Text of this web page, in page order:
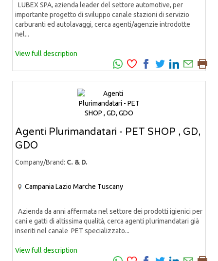
LUBEX SPA, azienda leader del settore automotive, per
importante progetto di sviluppo canale stazioni di servizio
carburanti ed autolavaggi, cerca agenti/agenzie introdotte
nel...
View full description
Agenti Plurimandatari - PET SHOP , GD,
GDO
Company/Brand: C. & D.
Campania Lazio Marche Tuscany
Azienda da anni affermata nel settore dei prodotti igienici per
cani e gatti di altissima qualità, cerca agenti plurimandatari già
inseriti nel canale PET specializzato...
View full description